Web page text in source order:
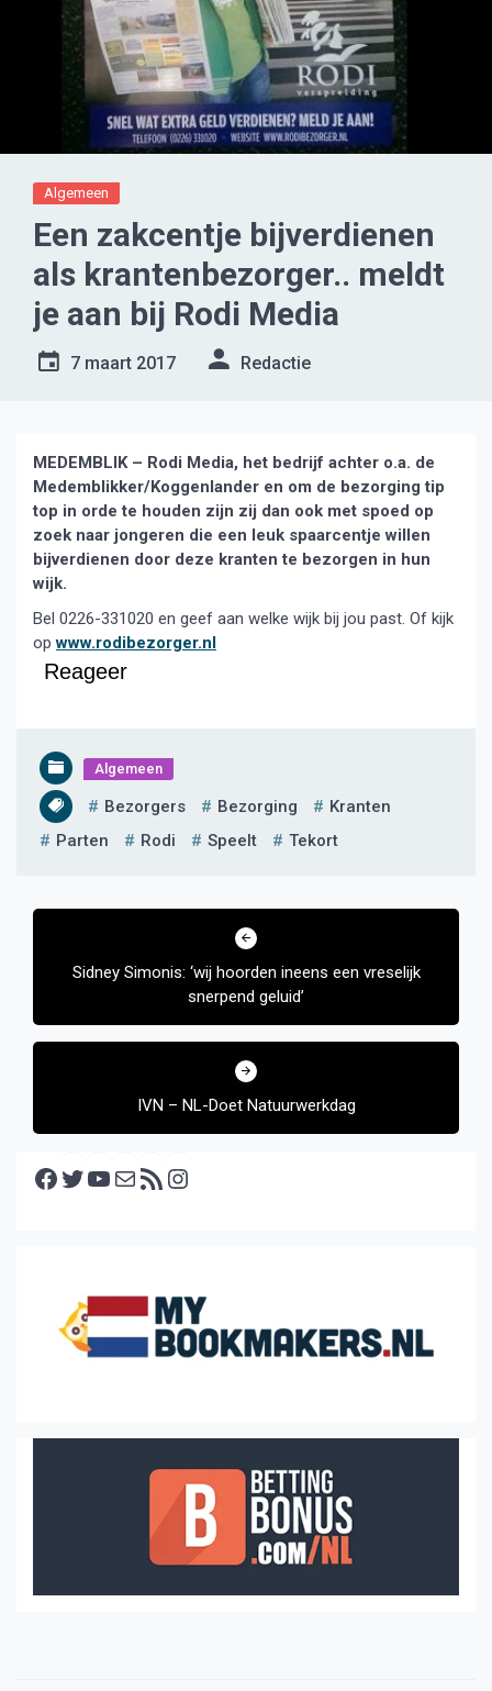
Algemeen
Een zakcentje bijverdienen
als krantenbezorger.. meldt
je aan bij Rodi Media
7 maart 2017 Redactie
MEDEMBLIK – Rodi Media, het bedrijf achter o.a. de
Medemblikker/Koggenlander en om de bezorging tip
top in orde te houden zijn zij dan ook met spoed op
zoek naar jongeren die een leuk spaarcentje willen
bijverdienen door deze kranten te bezorgen in hun
wijk.
Bel 0226-331020 en geef aan welke wijk bij jou past. Of kijk
opwww.rodibezorger.nl
Reageer
Algemeen
Bezorgers Bezorging
Kranten
Parten
Rodi Speelt Tekort
Bericht
Sidney Simonis: ‘wij hoorden ineens een vreselijk
snerpend geluid’
IVN – NL-Doet Natuurwerkdag
Facebook Twitter YouTube E-mail RSS feed